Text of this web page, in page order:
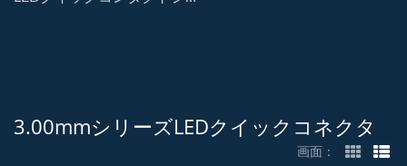
3.00mmシリーズLEDクイックコネクタ
画面：